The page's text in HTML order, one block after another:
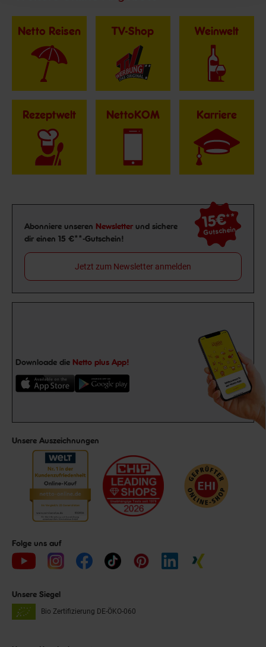
Netto Reisen TV-Shop Weinwelt
Rezeptwelt NettoKOM Karriere
Newsletter Anmeldung
Abonniere unseren Newsletter und sichere
dir einen 15 €**-Gutschein!
15€**
Gutschein
Jetzt zum Newsletter anmelden
Downloade die Netto plus App!
Unsere Auszeichnungen
Folge uns auf
Unsere Siegel
Bio Zertifizierung DE-ÖKO-060